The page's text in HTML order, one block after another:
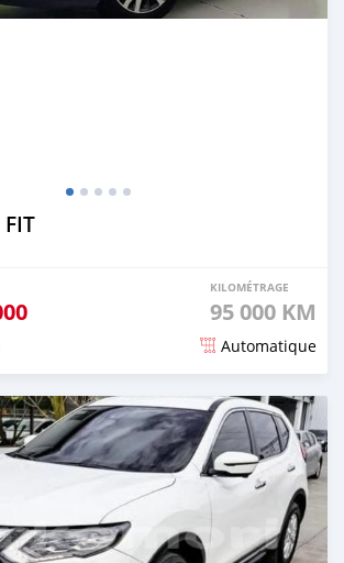
KILOMÉTRAGE
95 000 KM
Automatique